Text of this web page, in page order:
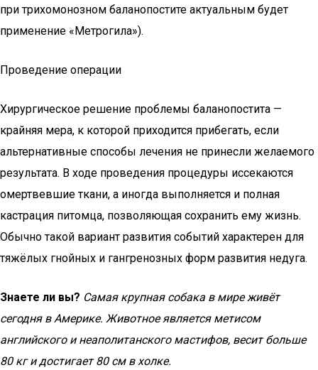
при трихомонозном баланопостите актуальным будет
применение «Метрогила»).
Проведение операции
Хирургическое решение проблемы баланопостита —
крайняя мера, к которой приходится прибегать, если
альтернативные способы лечения не принесли желаемого
результата. В ходе проведения процедуры иссекаются
омертвевшие ткани, а иногда выполняется и полная
кастрация питомца, позволяющая сохранить ему жизнь.
Обычно такой вариант развития событий характерен для
тяжёлых гнойных и гангренозных форм развития недуга.
Знаете ли вы? Самая крупная собака в мире живёт
сегодня в Америке. Животное является метисом
английского и неаполитанского мастифов, весит больше
80 кг и достигает 80 см в холке.